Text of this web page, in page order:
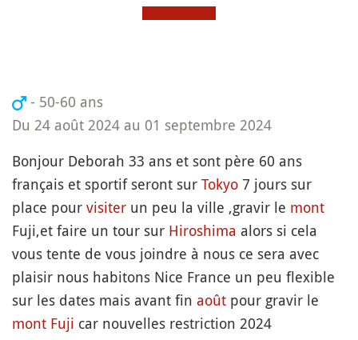
- 50-60 ans
Du 24 août 2024 au 01 septembre 2024
Bonjour Deborah 33 ans et sont père 60 ans
français et sportif seront sur Tokyo 7 jours sur
place pour visiter un peu la ville ,gravir le mont
Fuji,et faire un tour sur Hiroshima alors si cela
vous tente de vous joindre à nous ce sera avec
plaisir nous habitons Nice France un peu flexible
sur les dates mais avant fin août pour gravir le
mont Fuji car nouvelles restriction 2024